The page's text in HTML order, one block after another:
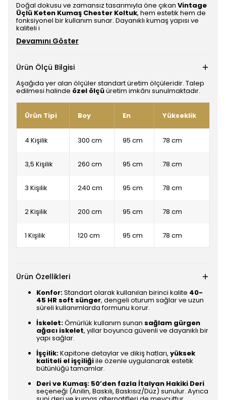
Doğal dokusu ve zamansız tasarımıyla öne çıkan Vintage
Üçlü Keten Kumaş Chester Koltuk, hem estetik hem de
fonksiyonel bir kullanım sunar. Dayanıklı kumaş yapısı ve
kaliteli i
Devamını Göster
Ürün Ölçü Bilgisi
Aşağıda yer alan ölçüler standart üretim ölçüleridir. Talep
edilmesi halinde özel ölçüüretim imkânı sunulmaktadır.
Ürün Tipi Boy En Yükseklik
4 Kişilik 300 cm 95 cm 78 cm
3,5 Kişilik 260 cm 95 cm 78 cm
3 Kişilik 240 cm 95 cm 78 cm
2 Kişilik 200 cm 95 cm 78 cm
1 Kişilik 120 cm 95 cm 78 cm
Ürün Özellikleri
Konfor:Standart olarak kullanılan birinci kalite 40-
45 HR soft sünger, dengeli oturum sağlar ve uzun
süreli kullanımlarda formunu korur.
İskelet:Ömürlük kullanım sunan sağlam gürgen
ağacı iskelet, yıllar boyunca güvenli ve dayanıklı bir
yapı sağlar.
İşçilik:Kapitone detaylar ve dikiş hatları, yüksek
kaliteli el işçiliğiile özenle uygulanarak estetik
bütünlüğü tamamlar.
Deri ve Kumaş: 50’den fazla İtalyan Hakiki Deri
seçeneği (Anilin, Baskılı, Baskısız/Düz) sunulur. Ayrıca